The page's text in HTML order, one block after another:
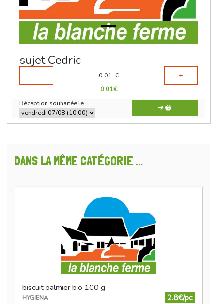
sujet Cedric
- 0.01 € +
0.01€
Réception souhaitée le
DANS LA MÊME CATÉGORIE ...
biscuit palmier bio 100 g
HYGIENA
2.8€/pc